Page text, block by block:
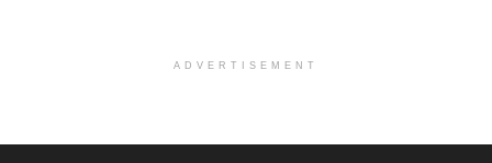
ADVERTISEMENT